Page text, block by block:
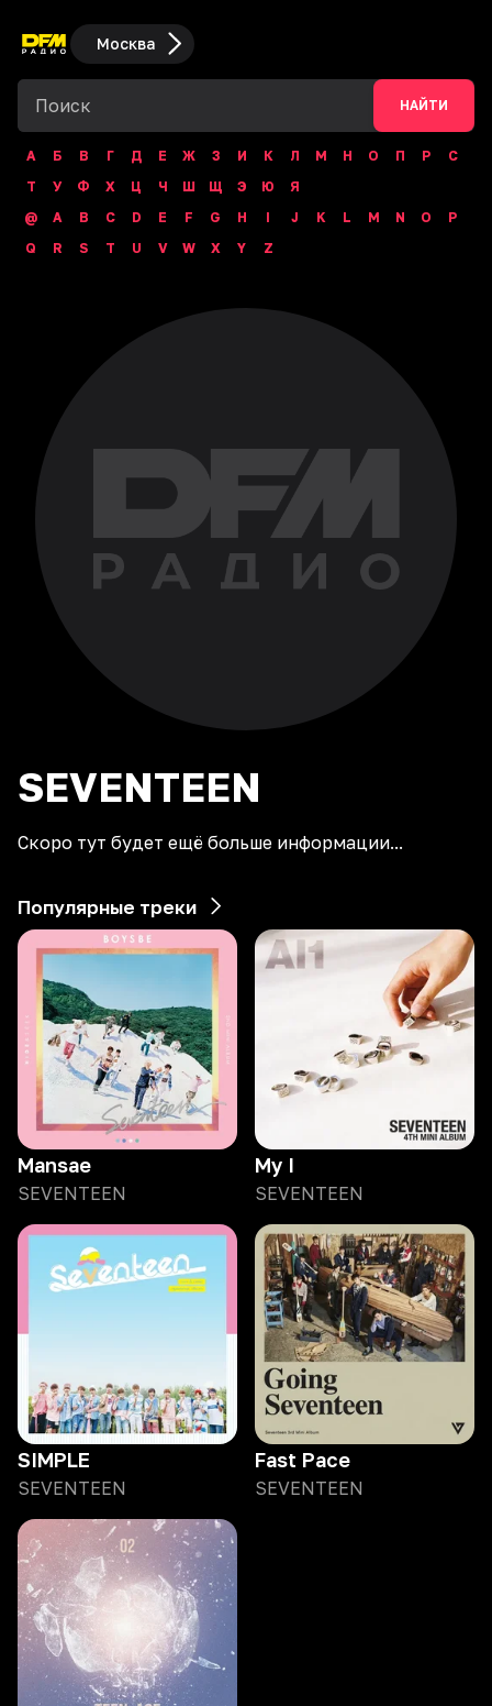
Москва
НАЙТИ
А Б В Г Д Е Ж З И К Л М Н О П Р
С
Т
У Ф Х Ц Ч Ш Щ Э Ю
Я
@
A B C D E F G H I J K L M N O
P
Q
R S T U V W X Y Z
SEVENTEEN
Скоро тут будет ещё больше информации...
Популярные треки
Mansae
SEVENTEEN
My I
SEVENTEEN
SIMPLE
SEVENTEEN
Fast Pace
SEVENTEEN